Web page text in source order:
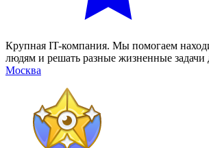
Крупная IT-компания. Мы помогаем
людям и решать разные жизненные задачи
Москва